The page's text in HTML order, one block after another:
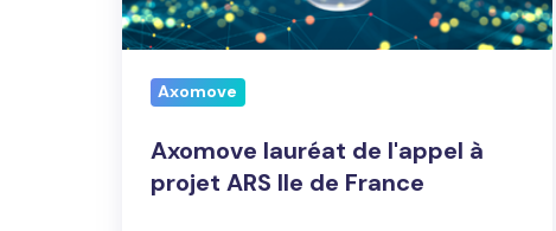
Ile
de
France
Axomove
Axomove lauréat de l'appel à
projet ARS Ile de France